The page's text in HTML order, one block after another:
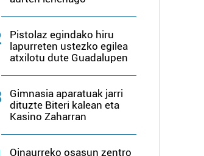
Pistolaz egindako hiru
lapurreten ustezko egilea
atxilotu dute Guadalupen
Gimnasia aparatuak jarri
dituzte Biteri kalean eta
Kasino Zaharran
Oinaurreko osasun zentro